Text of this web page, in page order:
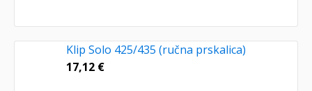
Klip Solo 425/435 (ručna prskalica)
17,12 €